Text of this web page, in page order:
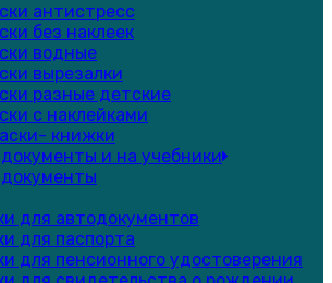
антистресс
без наклеек
водные
вырезалки
разные детские
с наклейками
книжки
и на учебники
для автодокументов
для паспорта
для пенсионного удостоверения